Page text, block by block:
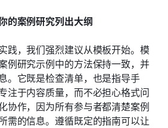
的案例研究列出大纲
践，我们强烈建议从模板开始。模
例研究示例中的方法保持一致，并
。它既是检查清单，也是指导手
注于内容质量，而不必担心格式问
协作，因为所有参与者都清楚案例
需的信息。遵循既定的指南可以让